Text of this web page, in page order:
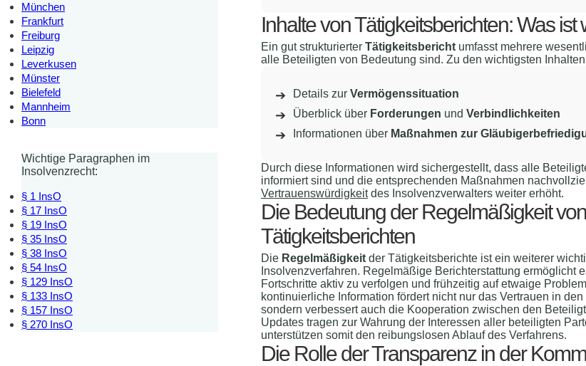
München
Frankfurt
Freiburg
Leipzig
Leverkusen
Münster
Bielefeld
Mannheim
Bonn
Wichtige Paragraphen im
Insolvenzrecht:
§ 1 InsO
§ 17 InsO
§ 19 InsO
§ 35 InsO
§ 38 InsO
§ 54 InsO
§ 129 InsO
§ 133 InsO
§ 157 InsO
§ 270 InsO
Inhalte von Tätigkeitsberichten: Was ist
Ein gut strukturierter Tätigkeitsbericht umfasst mehrere
alle Beteiligten von Bedeutung sind. Zu den wichtigsten
Details zur Vermögenssituation
Überblick über Forderungen und Verbindlichkeiten
Informationen über Maßnahmen zur
Durch diese Informationen wird sichergestellt, dass alle
informiert sind und die entsprechenden Maßnahmen
Vertrauenswürdigkeitdes Insolvenzverwalters weiter erhöht.
Die Bedeutung der Regelmäßigkeit von
Tätigkeitsberichten
Die Regelmäßigkeit der Tätigkeitsberichte ist ein weiterer
Insolvenzverfahren. Regelmäßige Berichterstattung ermöglicht
Fortschritte aktiv zu verfolgen und frühzeitig auf etwaige
kontinuierliche Information fördert nicht nur das Vertrauen in den
sondern verbessert auch die Kooperation zwischen den
Updates tragen zur Wahrung der Interessen aller beteiligten
unterstützen somit den reibungslosen Ablauf des Verfahrens.
Die Rolle der Transparenz in der